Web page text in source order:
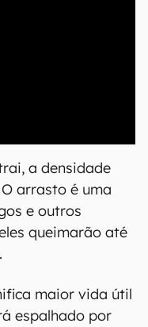
a densidade
arrasto é uma
e outros
queimarão até
maior vida útil
espalhado por